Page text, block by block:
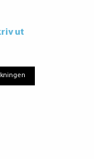
ut